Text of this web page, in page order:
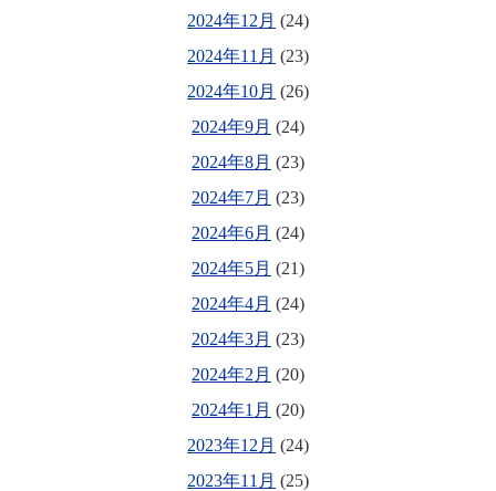
2024年12月 (24)
2024年11月 (23)
2024年10月 (26)
2024年9月 (24)
2024年8月 (23)
2024年7月 (23)
2024年6月 (24)
2024年5月 (21)
2024年4月 (24)
2024年3月 (23)
2024年2月 (20)
2024年1月 (20)
2023年12月 (24)
2023年11月 (25)